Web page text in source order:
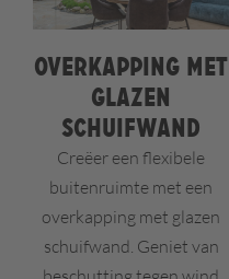
Overkapping met
glazen
schuifwand
Creëer een flexibele
buitenruimte met een
overkapping met glazen
schuifwand. Geniet van